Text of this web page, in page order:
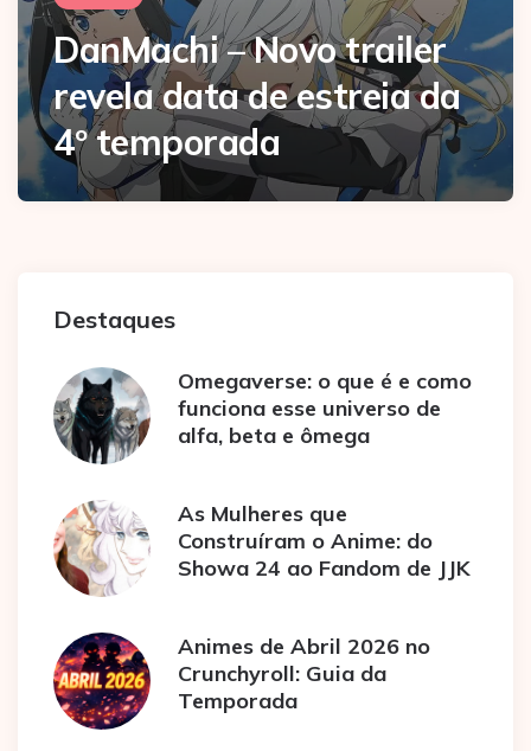
DanMachi – Novo trailer
revela data de estreia da
4º temporada
Destaques
Omegaverse: o que é e como
funciona esse universo de
alfa, beta e ômega
As Mulheres que
Construíram o Anime: do
Showa 24 ao Fandom de JJK
Animes de Abril 2026 no
Crunchyroll: Guia da
Temporada